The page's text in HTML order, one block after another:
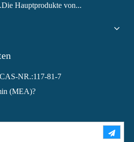
Hauptprodukte von...
NR.:117-81-7
(MEA)?